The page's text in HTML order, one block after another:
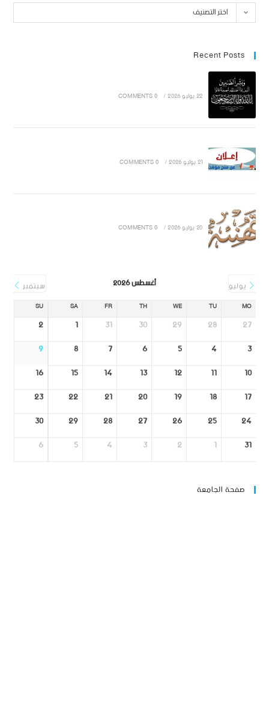
اختر التصنيف
Recent Posts
22 يوليو 2026 /
0 COMMENTS
21 يوليو 2026 /
0 COMMENTS
20 يوليو 2026 /
0 COMMENTS
يوليو أغسطس 2026 سبتمبر
MO
TU
WE
TH
FR
SA
SU
27
28
29
30
31
1
2
3
4
5
6
7
8
9
10
11
12
13
14
15
16
17
18
19
20
21
22
23
24
25
26
27
28
29
30
31
1
2
3
4
5
6
صفحة الجامعة